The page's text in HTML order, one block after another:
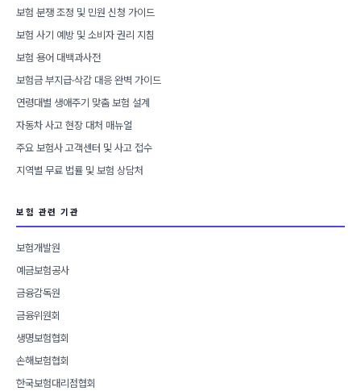
보험 분쟁 조정 및 민원 신청 가이드
보험 사기 예방 및 소비자 권리 지침
보험 용어 대백과사전
보험금 부지급·삭감 대응 완벽 가이드
연령대별 생애주기 맞춤 보험 설계
자동차 사고 현장 대처 매뉴얼
주요 보험사 고객센터 및 사고 접수
지역별 무료 법률 및 보험 상담처
보험 관련 기관
보험개발원
예금보험공사
금융감독원
금융위원회
생명보험협회
손해보험협회
한국보험대리점협회